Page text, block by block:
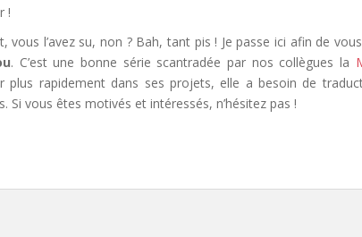
!
vous l’avez su, non ? Bah, tant pis ! Je passe ici afin de
. C’est une bonne série scantradée par nos collègues la
plus rapidement dans ses projets, elle a besoin de
Si vous êtes motivés et intéressés, n’hésitez pas !